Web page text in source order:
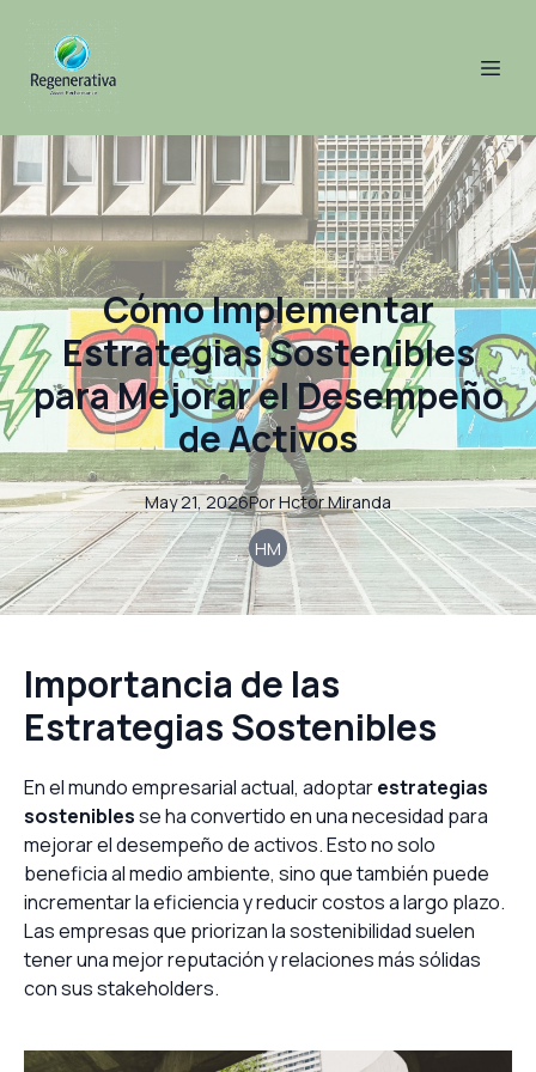
Cómo Implementar
Estrategias Sostenibles
para Mejorar el Desempeño
de Activos
May 21, 2026PorHctorMiranda
HM
Importancia de las
Estrategias Sostenibles
En el mundo empresarial actual, adoptarestrategias
sosteniblesse ha convertido en una necesidad para
mejorar el desempeño de activos. Esto no solo
beneficia al medio ambiente, sino que también puede
incrementar la eficiencia y reducir costos a largo plazo.
Las empresas que priorizan la sostenibilidad suelen
tener una mejor reputación y relaciones más sólidas
con sus stakeholders.